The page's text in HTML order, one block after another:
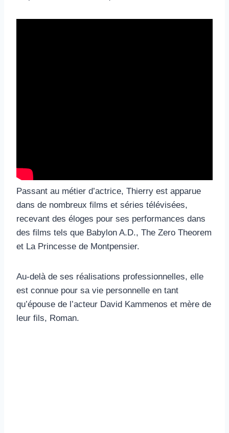
Passant au métier d’actrice, Thierry est apparue
dans de nombreux films et séries télévisées,
recevant des éloges pour ses performances dans
des films tels que Babylon A.D., The Zero Theorem
et La Princesse de Montpensier.
Au-delà de ses réalisations professionnelles, elle
est connue pour sa vie personnelle en tant
qu’épouse de l’acteur David Kammenos et mère de
leur fils, Roman.